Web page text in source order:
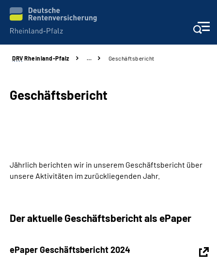
Unsere Leistungen
Beratung
Inhalte in Gebärdensprache (DGS)
Leichte Sprache
DRV Rheinland-Pfalz … Geschäftsbericht
Geschäftsbericht
Jährlich berichten wir in unserem Geschäftsbericht über
unsere Aktivitäten im zurückliegenden Jahr.
Der aktuelle Geschäftsbericht als ePaper
ePaper Geschäftsbericht 2024